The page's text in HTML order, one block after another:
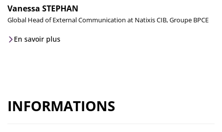
Vanessa STEPHAN
Global Head of External Communication at Natixis CIB, Groupe BPCE
En savoir plus
INFORMATIONS